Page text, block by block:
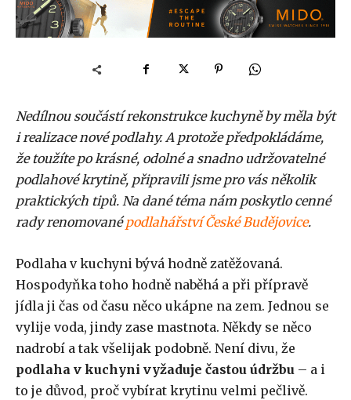
Nedílnou součástí rekonstrukce kuchyně by měla být
i realizace nové podlahy. A protože předpokládáme,
že toužíte po krásné, odolné a snadno udržovatelné
podlahové krytině, připravili jsme pro vás několik
praktických tipů. Na dané téma nám poskytlo cenné
rady renomovanépodlahářství České Budějovice.
Podlaha v kuchyni bývá hodně zatěžovaná.
Hospodyňka toho hodně naběhá a při přípravě
jídla ji čas od času něco ukápne na zem. Jednou se
vylije voda, jindy zase mastnota. Někdy se něco
nadrobí a tak všelijak podobně. Není divu, že
podlaha v kuchyni vyžaduje častou údržbu – a i
to je důvod, proč vybírat krytinu velmi pečlivě.